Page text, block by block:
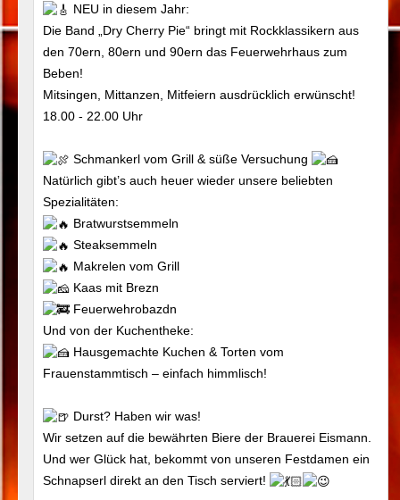
NEU in diesem Jahr:
Die Band „Dry Cherry Pie“ bringt mit Rockklassikern aus
den 70ern, 80ern und 90ern das Feuerwehrhaus zum
Beben!
Mitsingen, Mittanzen, Mitfeiern ausdrücklich erwünscht!
18.00 - 22.00 Uhr
Schmankerl vom Grill & süße Versuchung
Natürlich gibt’s auch heuer wieder unsere beliebten
Spezialitäten:
Bratwurstsemmeln
Steaksemmeln
Makrelen vom Grill
Kaas mit Brezn
Feuerwehrobazdn
Und von der Kuchentheke:
Hausgemachte Kuchen & Torten vom
Frauenstammtisch – einfach himmlisch!
Durst? Haben wir was!
Wir setzen auf die bewährten Biere der Brauerei Eismann.
Und wer Glück hat, bekommt von unseren Festdamen ein
Schnapserl direkt an den Tisch serviert!